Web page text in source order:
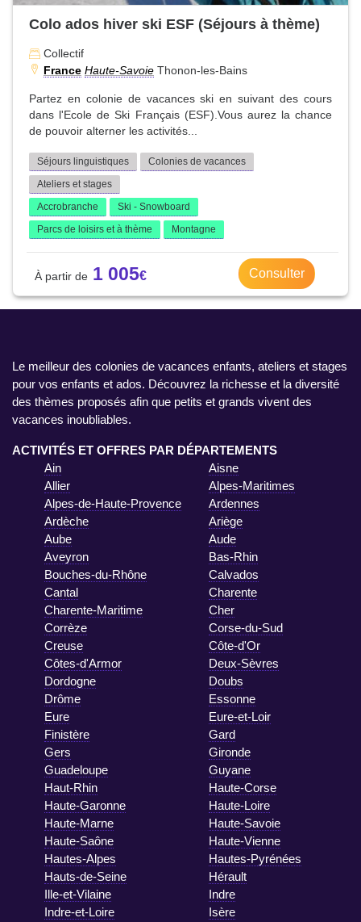
Colo ados hiver ski ESF (Séjours à thème)
Collectif
France Haute-Savoie Thonon-les-Bains
Partez en colonie de vacances ski en suivant des cours
dans l'Ecole de Ski Français (ESF).Vous aurez la chance
de pouvoir alterner les activités...
Séjours linguistiques
Colonies de vacances
Ateliers et stages
Accrobranche
Ski - Snowboard
Parcs de loisirs et à thème
Montagne
1 005 Consulter
Le meilleur des colonies de vacances enfants, ateliers et stages
pour vos enfants et ados. Découvrez la richesse et la diversité
des thèmes proposés afin que petits et grands vivent des
vacances inoubliables.
ACTIVITÉS ET OFFRES PAR DÉPARTEMENTS
Ain
Aisne
Allier
Alpes-Maritimes
Alpes-de-Haute-Provence
Ardennes
Ardèche
Ariège
Aube
Aude
Aveyron
Bas-Rhin
Bouches-du-Rhône
Calvados
Cantal
Charente
Charente-Maritime
Cher
Corrèze
Corse-du-Sud
Creuse
Côte-d'Or
Côtes-d'Armor
Deux-Sèvres
Dordogne
Doubs
Drôme
Essonne
Eure
Eure-et-Loir
Finistère
Gard
Gers
Gironde
Guadeloupe
Guyane
Haut-Rhin
Haute-Corse
Haute-Garonne
Haute-Loire
Haute-Marne
Haute-Savoie
Haute-Saône
Haute-Vienne
Hautes-Alpes
Hautes-Pyrénées
Hauts-de-Seine
Hérault
Ille-et-Vilaine
Indre
Indre-et-Loire
Isère